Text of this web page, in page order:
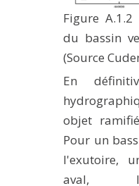
Figure
du bassin
(Source
En
objet
Pour un
l'exutoire,
aval,